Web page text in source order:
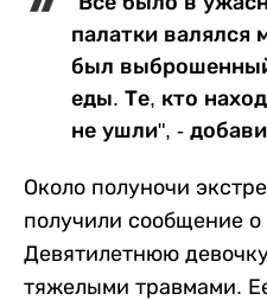
палатки валялся
был
еды. Те, кто
не ушли", -
Около полуночи
получили сообщение
Девятилетнюю
тяжелыми травмами.